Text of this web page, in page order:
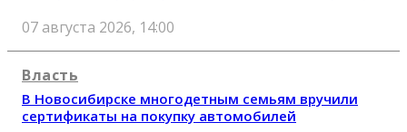
07 августа 2026, 14:00
Власть
В Новосибирске многодетным семьям вручили
сертификаты на покупку автомобилей